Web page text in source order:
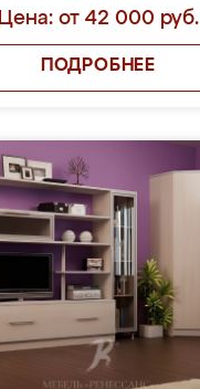
Цена: от 42 000 руб.
ПОДРОБНЕЕ